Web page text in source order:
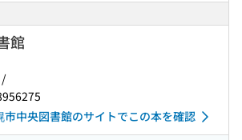
館
市中央図書館のサイトでこの本を確認